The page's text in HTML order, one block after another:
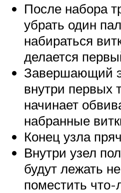
После набора
убрать один
набираться
делается
Завершающий
внутри первых
начинает
набранные
Конец узла
Внутри узел
будут лежать
поместить